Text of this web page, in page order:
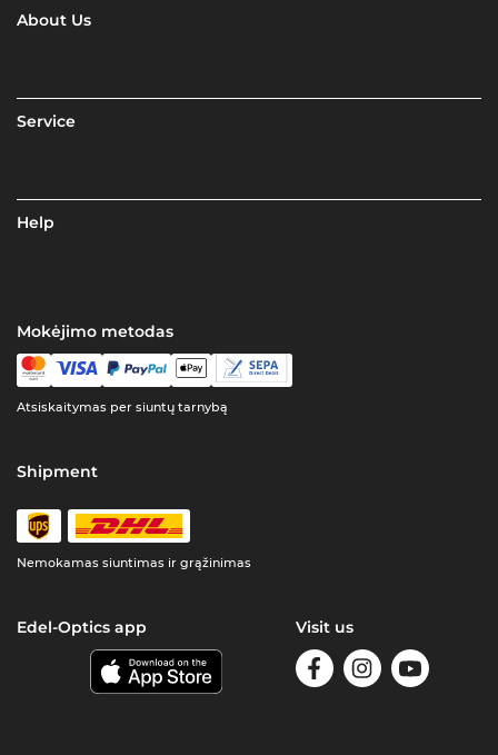
About Us
Service
Help
Mokėjimo metodas
Atsiskaitymas per siuntų tarnybą
Shipment
Nemokamas siuntimas ir grąžinimas
Edel-Optics app Visit us